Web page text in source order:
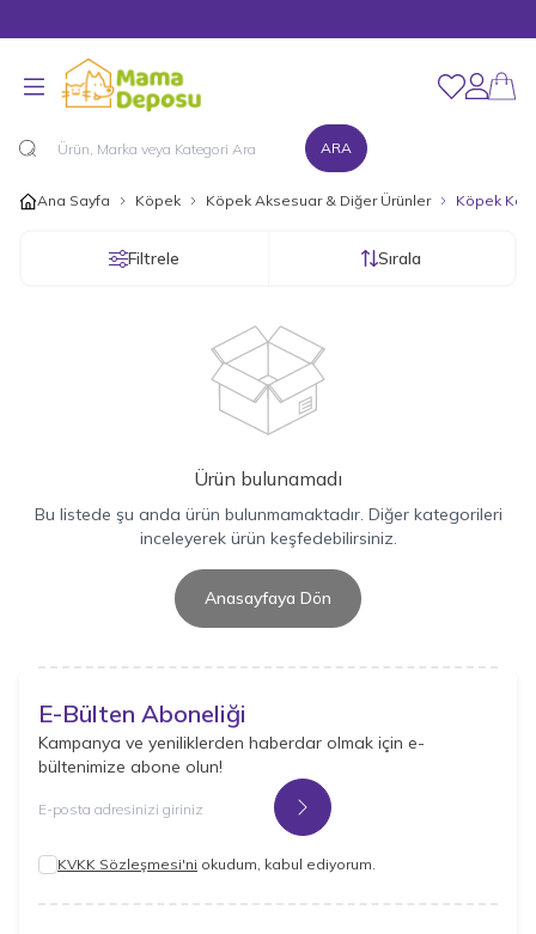
ARA
Hesabım
Favorilerim
Ana Sayfa Köpek Köpek Aksesuar & Diğer Ürünler Köpek
Filtrele Sırala
Ürün bulunamadı
Bu listede şu anda ürün bulunmamaktadır. Diğer kategorileri
inceleyerek ürün keşfedebilirsiniz.
Anasayfaya Dön
E-Bülten Aboneliği
Kampanya ve yeniliklerden haberdar olmak için e-
bültenimize abone olun!
Kayıt Ol
KVKK Sözleşmesi'ni okudum, kabul ediyorum.